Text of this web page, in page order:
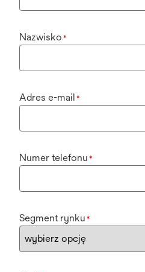
Nazwisko *
Adres e-mail *
Numer telefonu *
Segment rynku *